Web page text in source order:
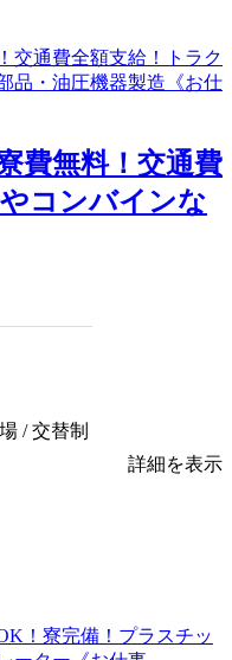
費無料！交通費
コンバインな
/ 交替制
詳細を表示